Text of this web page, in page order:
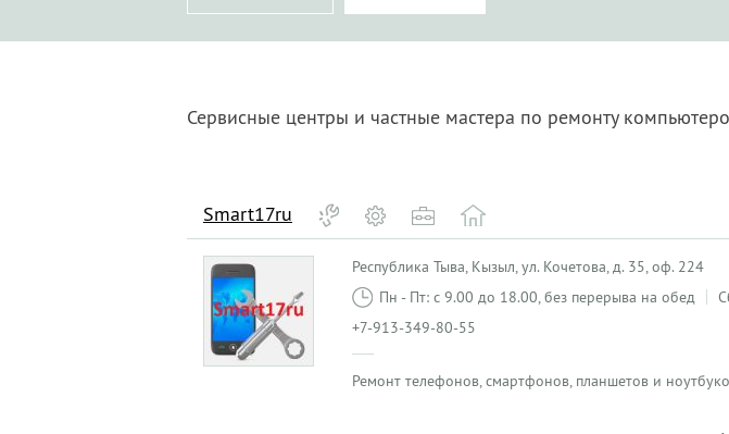
Сервисные центры и частные мастера по ремонту
Smart17ru
Республика Тыва, Кызыл, ул. Кочетова, д. 35, оф. 224
Пн - Пт: с 9.00 до 18.00, без перерыва на обед
+7-913-349-80-55
Ремонт телефонов, смартфонов, планшетов и